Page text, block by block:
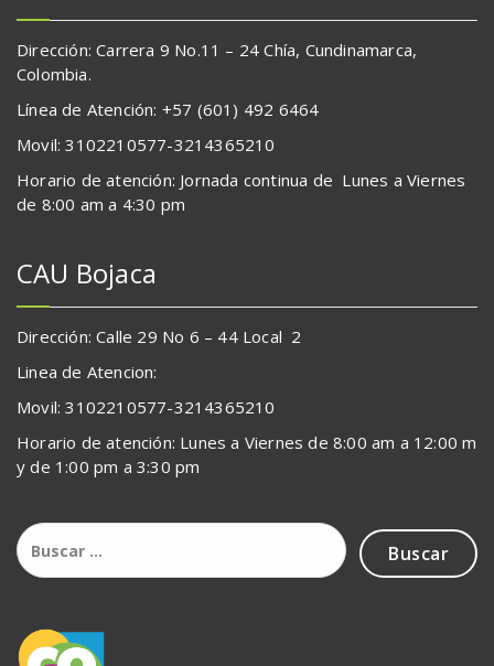
Dirección: Carrera 9 No.11 – 24 Chía, Cundinamarca,
Colombia.
Línea de Atención: +57 (601) 492 6464
Movil: 3102210577-3214365210
Horario de atención: Jornada continua de Lunes a Viernes
de 8:00 am a 4:30 pm
CAU Bojaca
Dirección: Calle 29 No 6 – 44 Local 2
Linea de Atencion:
Movil: 3102210577-3214365210
Horario de atención: Lunes a Viernes de 8:00 am a 12:00 m
y de 1:00 pm a 3:30 pm
Buscar: